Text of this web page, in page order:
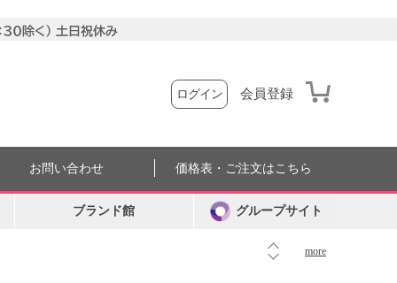
ログイン 会員登録
more
お問い合わせ 価格表・ご注文はこちら
ブランド館 グループサイト